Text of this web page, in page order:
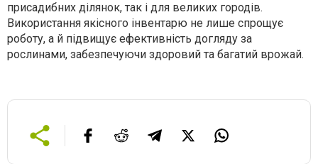
присадибних ділянок, так і для великих городів.
Використання якісного інвентарю не лише спрощує
роботу, а й підвищує ефективність догляду за
рослинами, забезпечуючи здоровий та багатий врожай.